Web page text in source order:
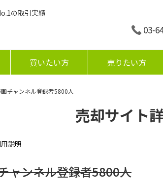
の取引実績
03-
買いたい方 売りたい方
チャンネル登録者5800人
売却サイト
説明
ャンネル登録者5800人